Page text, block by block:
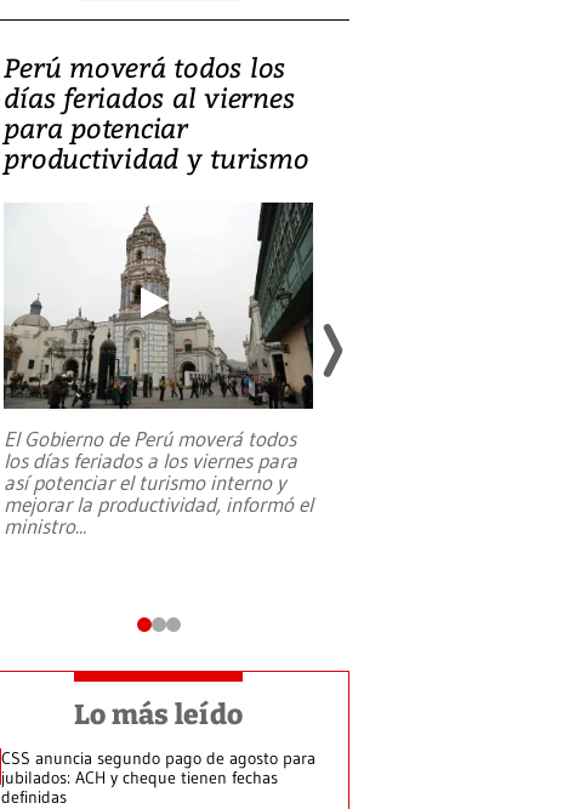
Perú moverá todos los
días feriados al viernes
para potenciar
productividad y turismo
El Gobierno de Perú moverá todos
los días feriados a los viernes para
así potenciar el turismo interno y
mejorar la productividad, informó el
ministro...
Lo más leído
CSS anuncia segundo pago de agosto para
jubilados: ACH y cheque tienen fechas
definidas